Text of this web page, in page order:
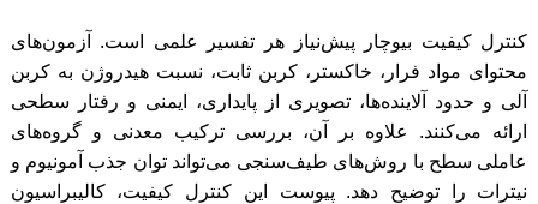
کنترل کیفیت بیوچار پیش‌نیاز هر تفسیر علمی است. آزمون‌های
محتوای مواد فرار، خاکستر، کربن ثابت، نسبت هیدروژن به کربن
آلی و حدود آلاینده‌ها، تصویری از پایداری، ایمنی و رفتار سطحی
ارائه می‌کنند. علاوه بر آن، بررسی ترکیب معدنی و گروه‌های
عاملی سطح با روش‌های طیف‌سنجی می‌تواند توان جذب آمونیوم و
نیترات را توضیح دهد. پیوست این کنترل کیفیت، کالیبراسیون